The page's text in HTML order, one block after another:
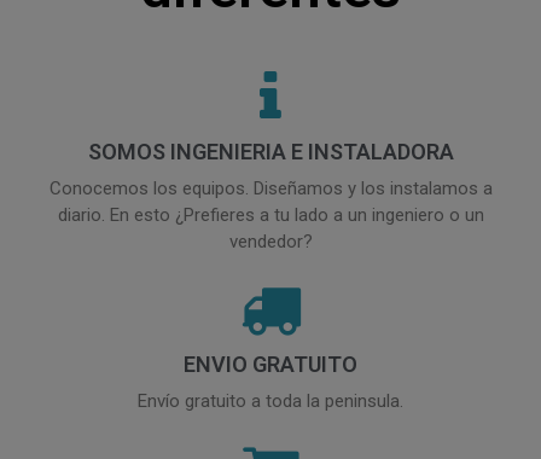
SOMOS INGENIERIA E INSTALADORA
Conocemos los equipos. Diseñamos y los instalamos a
diario. En esto ¿Prefieres a tu lado a un ingeniero o un
vendedor?
ENVIO GRATUITO
Envío gratuito a toda la peninsula.